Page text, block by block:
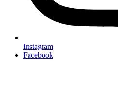
Instagram
Facebook